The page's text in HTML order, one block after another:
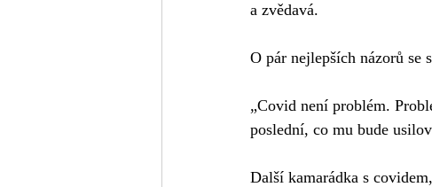
a zvědavá.
O pár nejlepších názorů se
„Covid není problém.
poslední, co mu bude
Další kamarádka s